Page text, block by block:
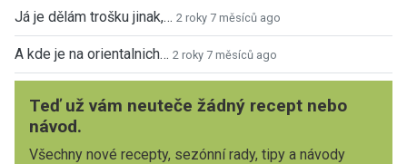
Já je dělám trošku jinak,… 2 roky 7 měsíců ago
A kde je na orientalnich… 2 roky 7 měsíců ago
Teď už vám neuteče žádný recept nebo
návod.
Všechny nové recepty, sezónní rady, tipy a návody